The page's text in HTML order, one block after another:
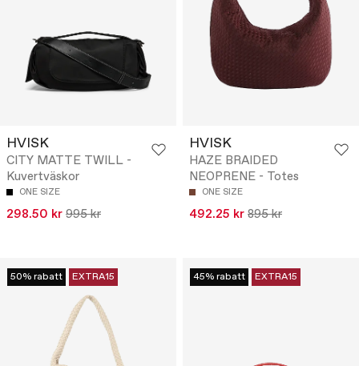
HVISK
CITY MATTE TWILL -
Kuvertväskor
ONE SIZE
298.50 kr 995 kr
HVISK
HAZE BRAIDED
NEOPRENE - Totes
ONE SIZE
492.25 kr 895 kr
50% rabatt EXTRA15 45% rabatt EXTRA15